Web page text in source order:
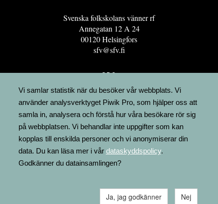
Svenska folkskolans vänner rf
Annegatan 12 A 24
00120 Helsingfors
sfv@sfv.fi
GRO
FÖRENINGSRESURSEN
MINNESRUNOR.FI
UPPSLAGSVERKET FINLAND
LÄGENHETER
FAKTURERING
Vi samlar statistik när du besöker vår webbplats. Vi
använder analysverktyget Piwik Pro, som hjälper oss att
samla in, analysera och förstå hur våra besökare rör sig
på webbplatsen. Vi behandlar inte uppgifter som kan
kopplas till enskilda personer och vi anonymiserar din
data. Du kan läsa mer i vår dataskyddspolicy.
Godkänner du datainsamlingen?
Ja, jag godkänner Nej